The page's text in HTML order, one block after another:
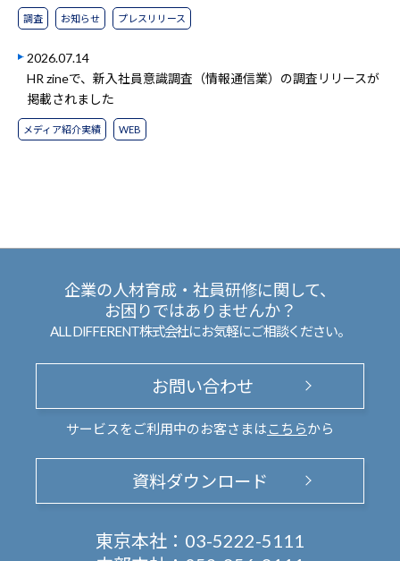
調査 お知らせ プレスリリース
2026.07.14
HR zineで、新入社員意識調査（情報通信業）の調査リリースが
掲載されました
メディア紹介実績 WEB
企業の人材育成・社員研修に関して、
お困りではありませんか？
ALL DIFFERENT株式会社にお気軽にご相談ください。
お問い合わせ
サービスをご利用中のお客さまは こちらから
資料ダウンロード
東京本社： 03-5222-5111